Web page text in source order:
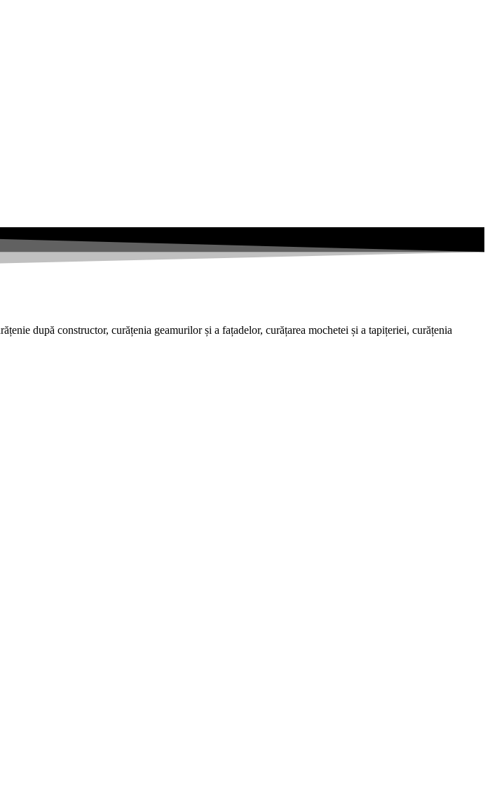
după constructor, curățenia geamurilor și a fațadelor, curățarea mochetei și a tapițeriei, curățenia